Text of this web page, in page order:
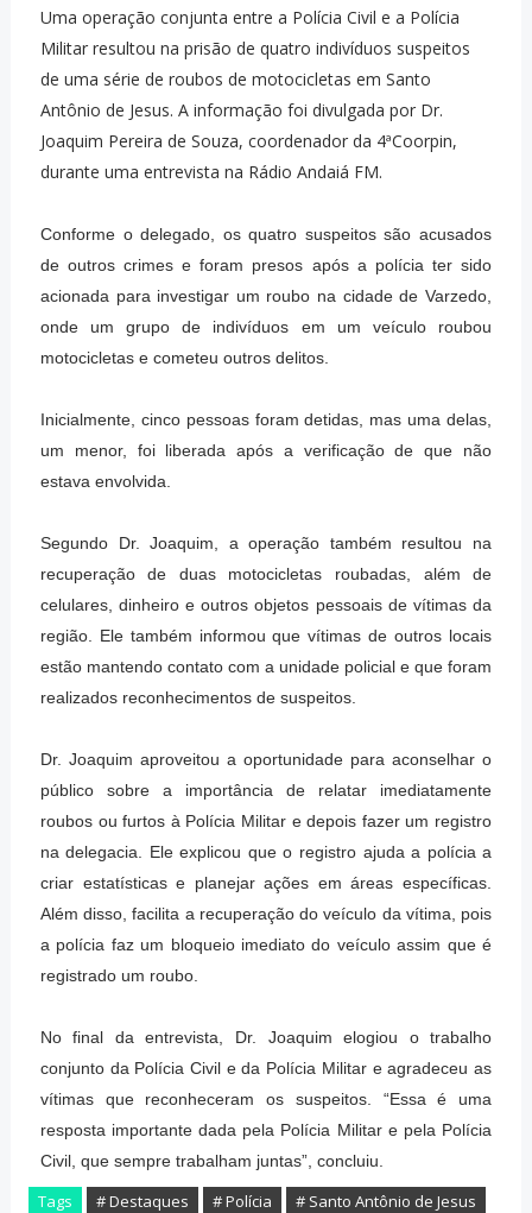
Uma operação conjunta entre a Polícia Civil e a Polícia
Militar resultou na prisão de quatro indivíduos suspeitos
de uma série de roubos de motocicletas em Santo
Antônio de Jesus. A informação foi divulgada por Dr.
Joaquim Pereira de Souza, coordenador da 4ªCoorpin,
durante uma entrevista na Rádio Andaiá FM.
Conforme o delegado, os quatro suspeitos são acusados
de outros crimes e foram presos após a polícia ter sido
acionada para investigar um roubo na cidade de Varzedo,
onde um grupo de indivíduos em um veículo roubou
motocicletas e cometeu outros delitos.
Inicialmente, cinco pessoas foram detidas, mas uma delas,
um menor, foi liberada após a verificação de que não
estava envolvida.
Segundo Dr. Joaquim, a operação também resultou na
recuperação de duas motocicletas roubadas, além de
celulares, dinheiro e outros objetos pessoais de vítimas da
região. Ele também informou que vítimas de outros locais
estão mantendo contato com a unidade policial e que foram
realizados reconhecimentos de suspeitos.
Dr. Joaquim aproveitou a oportunidade para aconselhar o
público sobre a importância de relatar imediatamente
roubos ou furtos à Polícia Militar e depois fazer um registro
na delegacia. Ele explicou que o registro ajuda a polícia a
criar estatísticas e planejar ações em áreas específicas.
Além disso, facilita a recuperação do veículo da vítima, pois
a polícia faz um bloqueio imediato do veículo assim que é
registrado um roubo.
No final da entrevista, Dr. Joaquim elogiou o trabalho
conjunto da Polícia Civil e da Polícia Militar e agradeceu as
vítimas que reconheceram os suspeitos. “Essa é uma
resposta importante dada pela Polícia Militar e pela Polícia
Civil, que sempre trabalham juntas”, concluiu.
Tags # Destaques # Polícia
# Santo Antônio de Jesus